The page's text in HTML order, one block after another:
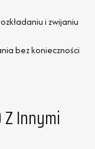
i zwijaniu
bez konieczności
Z Innymi